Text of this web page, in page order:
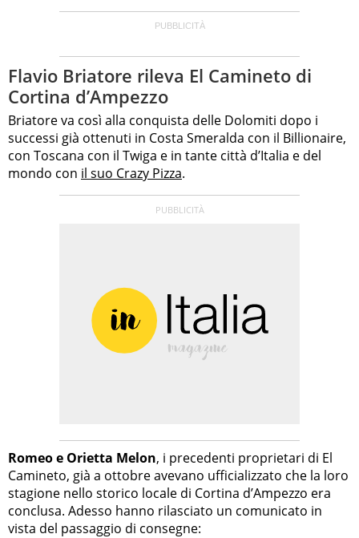
Flavio Briatore rileva El Camineto di
Cortina d’Ampezzo
Briatore va così alla conquista delle Dolomiti dopo i
successi già ottenuti in Costa Smeralda con il Billionaire,
con Toscana con il Twiga e in tante città d’Italia e del
mondo con il suo Crazy Pizza.
Romeo e Orietta Melon, i precedenti proprietari di El
Camineto, già a ottobre avevano ufficializzato che la loro
stagione nello storico locale di Cortina d’Ampezzo era
conclusa. Adesso hanno rilasciato un comunicato in
vista del passaggio di consegne: